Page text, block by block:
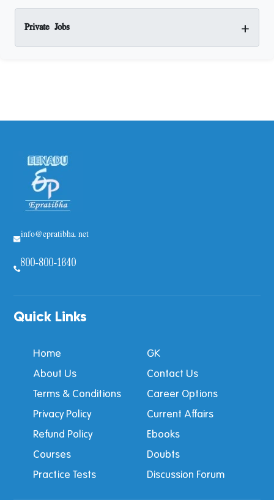
Private Jobs +
info@epratibha.net
800-800-1640
Quick Links
Home
GK
About Us
Contact Us
Terms & Conditions
Career Options
Privacy Policy
Current Affairs
Refund Policy
Ebooks
Courses
Doubts
Practice Tests
Discussion Forum